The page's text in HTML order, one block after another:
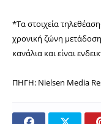
*Τα στοιχεία
χρονική ζώνη
κανάλια και είναι
ΠΗΓΗ: Nielsen Media